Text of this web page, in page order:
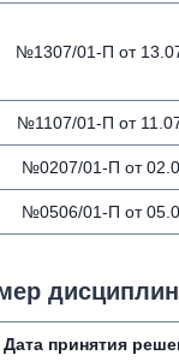
№1307/01-П от
№1107/01-П от
№0207/01-П от
№0506/01-П от
Дата принятия